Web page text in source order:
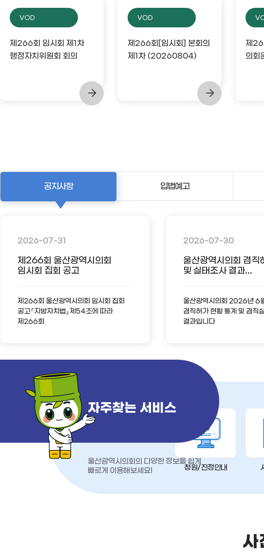
VOD
제266회 임시회 제1차
행정자치위원회 회의
VOD
제266회[임시회] 본회의
제1차 (20260804)
제
의회
공지사항
2026-07-31
제266회 울산광역시의회
임시회 집회 공고
제266회 울산광역시의회 임시회 집회
공고 「지방자치법」 제54조에 따라
제266회
2026-07-30
울산광역시의회 겸직
및 실태조사 결과...
울산광역시의회 2026년 6
겸직허가 현황 통계 및 겸직
결과입니다
입법예고
자주찾는 서비스
울산광역시의회의 다양한 정보를 쉽게
빠르게 이용해보세요!
청원/진정안내
사